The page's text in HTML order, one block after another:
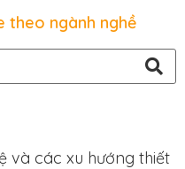
theo ngành nghề
và các xu hướng thiết